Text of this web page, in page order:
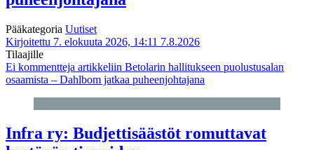
Pääkategoria Uutiset
Kirjoitettu 7. elokuuta 2026, 14:11 7.8.2026
Tilaajille
Ei kommentteja artikkeliin Betolarin hallitukseen puolustusalan
osaamista – Dahlbom jatkaa puheenjohtajana
Infra ry: Budjettisäästöt romuttavat